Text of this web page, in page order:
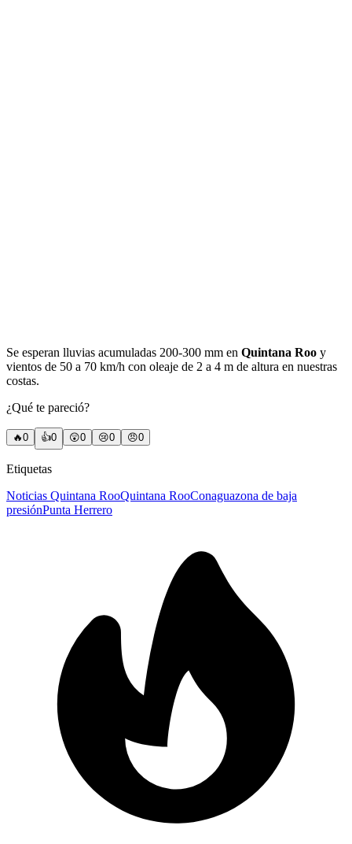
Se esperan lluvias acumuladas 200-300 mm en Quintana Roo y
vientos de 50 a 70 km/h con oleaje de 2 a 4 m de altura en nuestras
costas.
¿Qué te pareció?
🔥0 👍0 😲0 😢0 😠0
Etiquetas
Noticias Quintana RooQuintana RooConaguazona de baja
presiónPunta Herrero